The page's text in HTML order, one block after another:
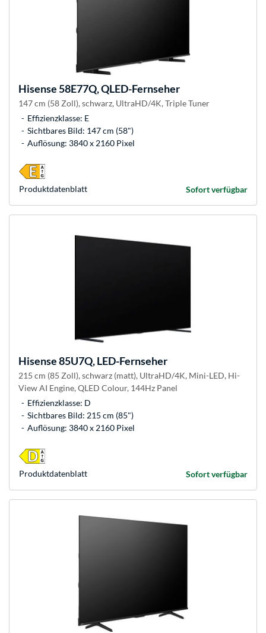
Hisense58E77Q, QLED-Fernseher
147 cm (58 Zoll), schwarz, UltraHD/4K, Triple Tuner
Effizienzklasse: E
Sichtbares Bild: 147 cm (58")
Auflösung: 3840 x 2160 Pixel
Sofort verfügbar
Produkt­datenblatt
Hisense85U7Q, LED-Fernseher
215 cm (85 Zoll), schwarz (matt), UltraHD/4K, Mini-LED, Hi-
View AI Engine, QLED Colour, 144Hz Panel
Effizienzklasse: D
Sichtbares Bild: 215 cm (85")
Auflösung: 3840 x 2160 Pixel
Sofort verfügbar
Produkt­datenblatt